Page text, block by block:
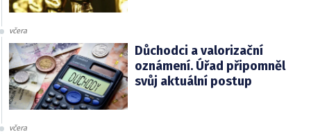
včera
Důchodci a valorizační
oznámení. Úřad připomněl
svůj aktuální postup
včera